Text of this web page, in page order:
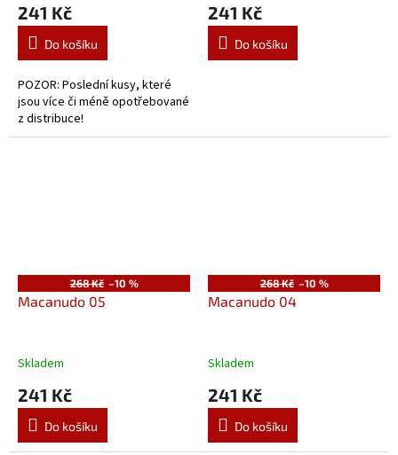
241 Kč
Do košíku
POZOR: Poslední kusy, které
jsou více či méně opotřebované
z distribuce!
241 Kč
Do košíku
268 Kč –10 %
Macanudo 05
Skladem
241 Kč
Do košíku
268 Kč –10 %
Macanudo 04
Skladem
241 Kč
Do košíku